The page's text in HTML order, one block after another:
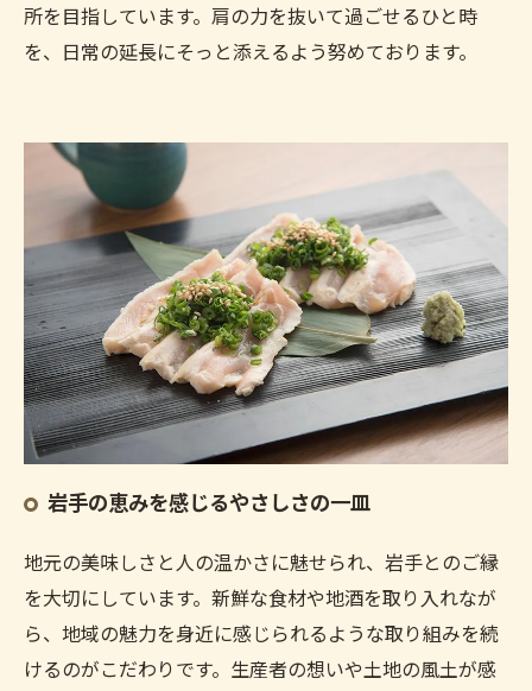
所を目指しています。肩の力を抜いて過ごせるひと時
を、日常の延長にそっと添えるよう努めております。
岩手の恵みを感じるやさしさの一皿
地元の美味しさと人の温かさに魅せられ、岩手とのご縁
を大切にしています。新鮮な食材や地酒を取り入れなが
ら、地域の魅力を身近に感じられるような取り組みを続
けるのがこだわりです。生産者の想いや土地の風土が感